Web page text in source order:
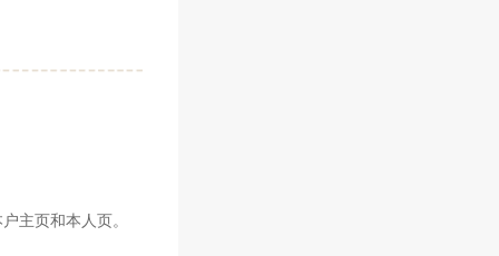
主页和本人页。